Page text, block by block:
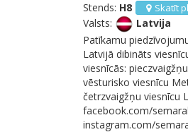
Stends: H8 Skatīt
Valsts:
Latvija
Patīkamu
Latvijā dibināts
viesnīcās:
vēsturisko viesnīcu
četrzvaigžņu viesnīcu
facebook.com/
instagram.com/